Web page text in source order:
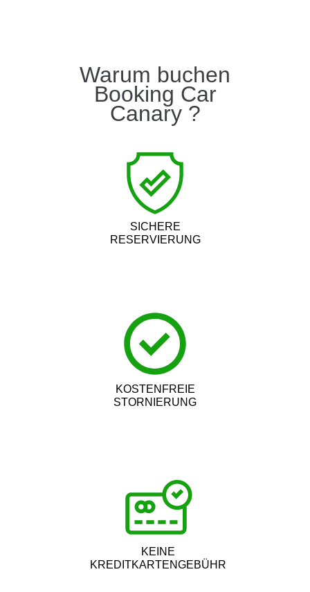
Warum buchen
Booking Car
Canary ?
SICHERE
RESERVIERUNG
KOSTENFREIE
STORNIERUNG
KEINE
KREDITKARTENGEBÜHR